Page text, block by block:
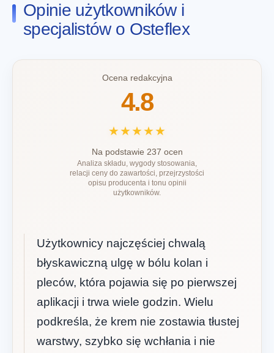
Opinie użytkowników i
specjalistów o Osteflex
Ocena redakcyjna
4.8
★★★★★
Na podstawie 237 ocen
Analiza składu, wygody stosowania,
relacji ceny do zawartości, przejrzystości
opisu producenta i tonu opinii
użytkowników.
Użytkownicy najczęściej chwalą
błyskawiczną ulgę w bólu kolan i
pleców, która pojawia się po pierwszej
aplikacji i trwa wiele godzin. Wielu
podkreśla, że krem nie zostawia tłustej
warstwy, szybko się wchłania i nie